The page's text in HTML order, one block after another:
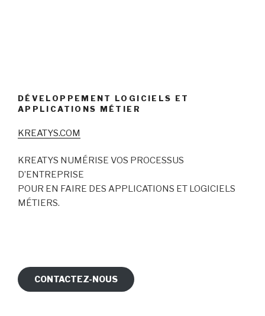
DÉVELOPPEMENT LOGICIELS ET
APPLICATIONS MÉTIER
KREATYS.COM
KREATYS NUMÉRISE VOS PROCESSUS
D’ENTREPRISE
POUR EN FAIRE DES APPLICATIONS ET LOGICIELS
MÉTIERS.
CONTACTEZ-NOUS